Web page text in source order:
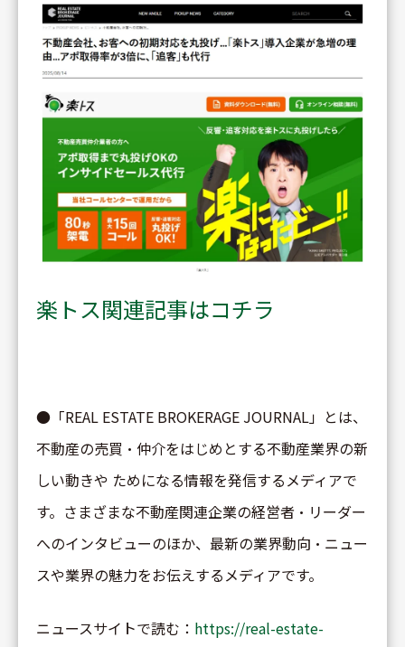
楽トス関連記事はコチラ
●「REAL ESTATE BROKERAGE JOURNAL」とは、
不動産の売買・仲介をはじめとする不動産業界の新
しい動きや ためになる情報を発信するメディアで
す。さまざまな不動産関連企業の経営者・リーダー
へのインタビューのほか、最新の業界動向・ニュー
スや業界の魅力をお伝えするメディアです。
ニュースサイトで読む： https://real-estate-